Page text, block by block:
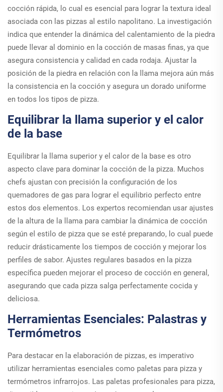
cocción rápida, lo cual es esencial para lograr la textura ideal
asociada con las pizzas al estilo napolitano. La investigación
indica que entender la dinámica del calentamiento de la piedra
puede llevar al dominio en la cocción de masas finas, ya que
asegura consistencia y calidad en cada rodaja. Ajustar la
posición de la piedra en relación con la llama mejora aún más
la consistencia en la cocción y asegura un dorado uniforme
en todos los tipos de pizza.
Equilibrar la llama superior y el calor
de la base
Equilibrar la llama superior y el calor de la base es otro
aspecto clave para dominar la cocción de la pizza. Muchos
chefs ajustan con precisión la configuración de los
quemadores de gas para lograr el equilibrio perfecto entre
estos dos elementos. Los expertos recomiendan usar ajustes
de la altura de la llama para cambiar la dinámica de cocción
según el estilo de pizza que se esté preparando, lo cual puede
reducir drásticamente los tiempos de cocción y mejorar los
perfiles de sabor. Ajustes regulares basados en la pizza
específica pueden mejorar el proceso de cocción en general,
asegurando que cada pizza salga perfectamente cocida y
deliciosa.
Herramientas Esenciales: Palastras y
Termómetros
Para destacar en la elaboración de pizzas, es imperativo
utilizar herramientas esenciales como paletas para pizza y
termómetros infrarrojos. Las paletas profesionales para pizza,